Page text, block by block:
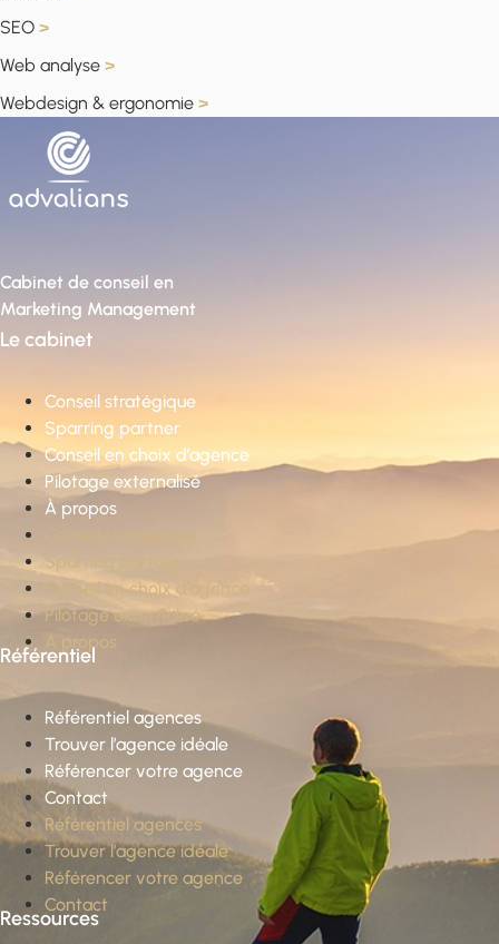
SEO >
Web analyse >
Webdesign & ergonomie >
Cabinet de conseil en
Marketing Management
Le cabinet
Conseil stratégique
Sparring partner
Conseil en choix d’agence
Pilotage externalisé
À propos
Conseil stratégique
Sparring partner
Conseil en choix d’agence
Pilotage externalisé
À propos
Référentiel
Référentiel agences
Trouver l’agence idéale
Référencer votre agence
Contact
Référentiel agences
Trouver l’agence idéale
Référencer votre agence
Contact
Ressources